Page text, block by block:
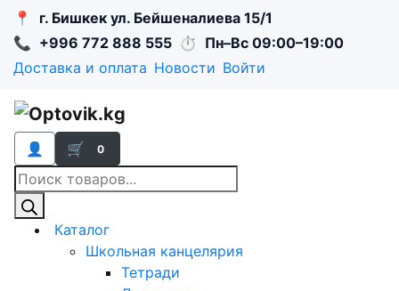
📍
г. Бишкек ул. Бейшеналиева 15/1
📞 +996 772 888 555 ⏱ Пн–Вс 09:00–19:00
Доставка и оплата Новости Войти
👤 🛒 0
Поиск
товаров
Каталог
Школьная канцелярия
Тетради